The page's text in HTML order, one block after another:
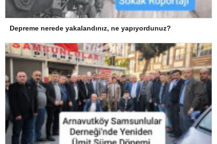
Depreme nerede yakalandınız, ne yapıyordunuz?